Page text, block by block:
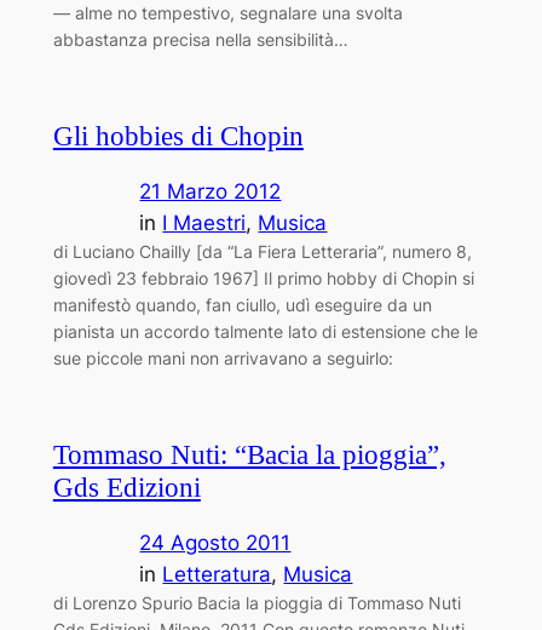
— alme ­no tempestivo, segnalare una svolta
abbastanza precisa nella sensibilità…
Gli hobbies di Chopin
21 Marzo 2012
in I Maestri, Musica
di Luciano Chailly [da “La Fiera Letteraria”, numero 8,
giovedì 23 febbraio 1967] Il primo hobby di Chopin si
manifestò quando, fan ­ciullo, udì eseguire da un
pianista un accordo talmente lato di estensione che le
sue piccole mani non arrivavano a seguirlo:
Tommaso Nuti: “Bacia la pioggia”,
Gds Edizioni
24 Agosto 2011
in Letteratura, Musica
di Lorenzo Spurio Bacia la pioggia di Tommaso Nuti